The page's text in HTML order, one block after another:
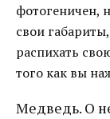
фотогеничен,
свои
распихать
того как вы
Медведь. О